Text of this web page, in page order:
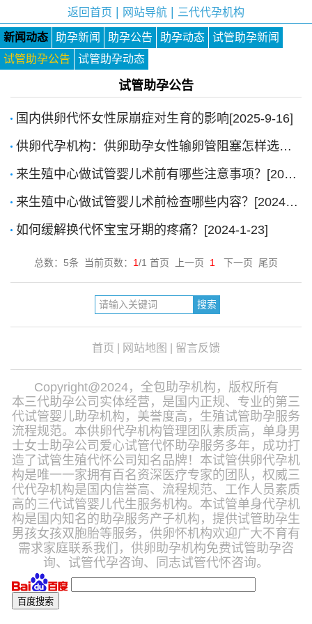
返回首页 网站导航 三代代孕机构
新闻动态 助孕新闻 助孕公告 助孕动态
试管助孕新闻
试管助孕公告
试管助孕动态
试管助孕公告
国内供卵代怀女性尿崩症对生育的影响[2025-9-16]
供卵代孕机构：供卵助孕女性输卵管阻塞怎样选择治疗？[2025-6-5]
来生殖中心做试管婴儿术前有哪些注意事项？[2024-7-16]
来生殖中心做试管婴儿术前检查哪些内容？[2024-7-16]
如何缓解换代怀宝宝牙期的疼痛？[2024-1-23]
总数：5条 当前页数： 1/1 首页 上一页 1 下一页 尾页
首页 网站地图 留言反馈
Copyright@2024，全包助孕机构，版权所有
本三代助孕公司实体经营，是国内正规、专业的第三
代试管婴儿助孕机构，美誉度高，生殖试管助孕服务
流程规范。本供卵代孕机构管理团队素质高，单身男
士女士助孕公司爱心试管代怀助孕服务多年，成功打
造了试管生殖代怀公司知名品牌！本试管供卵代孕机
构是唯一一家拥有百名资深医疗专家的团队，权威三
代代孕机构是国内信誉高、流程规范、工作人员素质
高的三代试管婴儿代生服务机构。本试管单身代孕机
构是国内知名的助孕服务产子机构，提供试管助孕生
男孩女孩双胞胎等服务，供卵怀机构欢迎广大不育有
需求家庭联系我们，供卵助孕机构免费试管助孕咨
询、试管代孕咨询、同志试管代怀咨询。